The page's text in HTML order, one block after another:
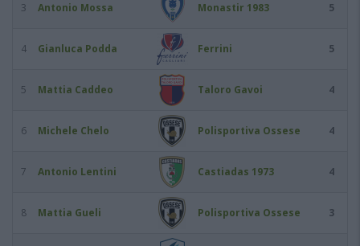
3 Antonio Mossa Monastir 1983 5
4 Gianluca Podda Ferrini 5
5 Mattia Caddeo Taloro Gavoi 4
6 Michele Chelo Polisportiva Ossese 4
7 Antonio Lentini Castiadas 1973 4
8 Mattia Gueli Polisportiva Ossese 3